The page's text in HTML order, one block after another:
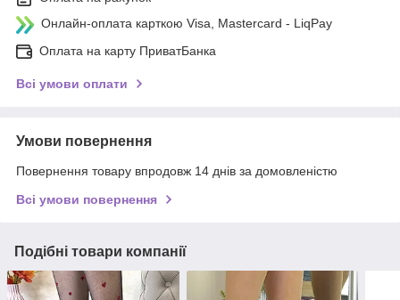
Онлайн-оплата карткою Visa, Mastercard - LiqPay
Оплата на карту ПриватБанка
Всі умови оплати
Умови повернення
Повернення товару впродовж 14 днів за домовленістю
Всі умови повернення
Подібні товари компанії